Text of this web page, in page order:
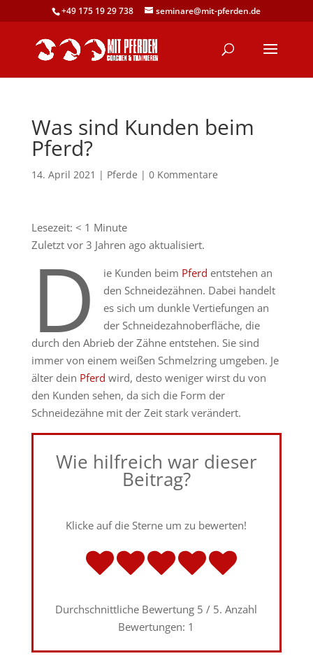
+49 175 19 29 738 seminare@mit-pferden.de
Was sind Kunden beim
Pferd?
14. April 2021 | Pferde | 0 Kommentare
Lesezeit: < 1 Minute
Zuletzt vor 3 Jahren ago aktualisiert.
D ie Kunden beim Pferd entstehen an
den Schneidezähnen. Dabei handelt
es sich um dunkle Vertiefungen an
der Schneidezahnoberfläche, die
durch den Abrieb der Zähne entstehen. Sie sind
immer von einem weißen Schmelzring umgeben. Je
älter dein Pferd wird, desto weniger wirst du von
den Kunden sehen, da sich die Form der
Schneidezähne mit der Zeit stark verändert.
Wie hilfreich war dieser
Beitrag?
Klicke auf die Sterne um zu bewerten!
Durchschnittliche Bewertung 5 / 5. Anzahl
Bewertungen: 1